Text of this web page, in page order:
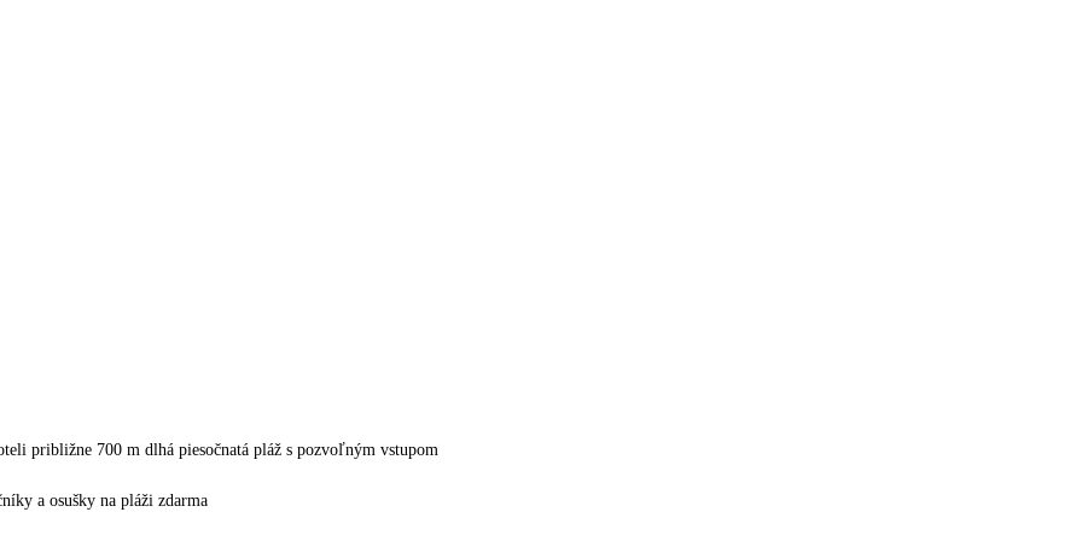
približne 700 m dlhá piesočnatá pláž s pozvoľným vstupom
a osušky na pláži zdarma